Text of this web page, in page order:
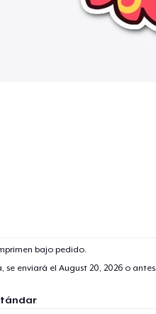
bajo pedido.
se enviará el August 20, 2026o antes.